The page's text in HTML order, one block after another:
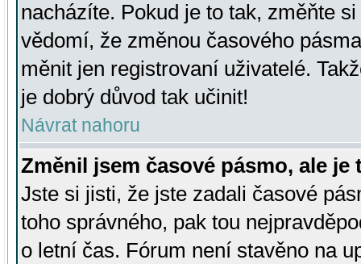
nacházíte. Pokud je to tak, změňte
vědomí, že změnou časového
měnit jen registrovaní uživatelé.
je dobrý důvod tak učinit!
Návrat nahoru
Změnil jsem časové pásmo, ale je
Jste si jisti, že jste zadali časové
toho správného, pak tou
o letní čas. Fórum není stavěno na